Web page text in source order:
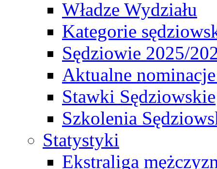
Władze Wydziału
Kategorie
Sędziowie 2025/
Aktualne
Stawki Sędziowskie
Szkolenia
Statystyki
Ekstraliga